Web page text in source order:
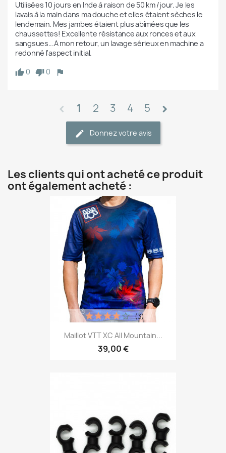
Utilisées 10 jours en Inde à raison de 50 km /jour. Je les
lavais à la main dans ma douche et elles étaient sèches le
lendemain. Mes jambes étaient plus abîmées que les
chaussettes! Excellente résistance aux ronces et aux
sangsues...A mon retour, un lavage sérieux en machine a
redonné l'aspect initial.
0
0
chevron_left 1 2 3 4 5 chevron_right
Donnez votre avis
Les clients qui ont acheté ce produit
ont également acheté :
Maillot VTT XC All Mountain...
39,00 €
(3)